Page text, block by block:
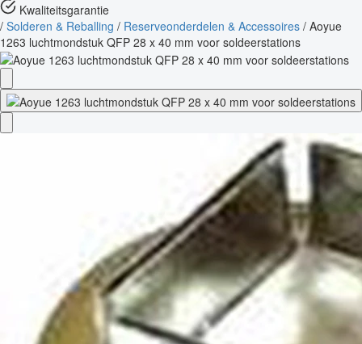
Kwaliteitsgarantie
/ Solderen & Reballing / Reserveonderdelen & Accessoires / Aoyue
1263 luchtmondstuk QFP 28 x 40 mm voor soldeerstations